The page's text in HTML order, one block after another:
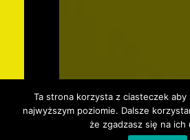
Ta strona korzysta z ciasteczek aby
najwyższym poziomie. Dalsze
że zgadzasz się na ich